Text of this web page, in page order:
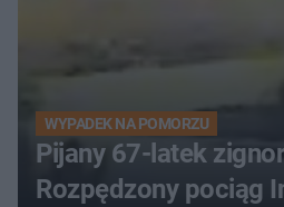
WYPADEK NA POMORZU
Pijany 67-latek
Rozpędzony pociąg